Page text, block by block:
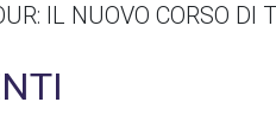
IL NUOVO CORSO DI